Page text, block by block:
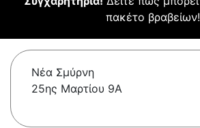
πακέτο βραβείων!
Νέα Σμύρνη
25ης Μαρτίου 9A